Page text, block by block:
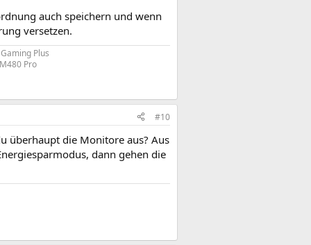
auch speichern und wenn
versetzen.
Plus
Pro
#10
überhaupt die Monitore aus? Aus
dann gehen die